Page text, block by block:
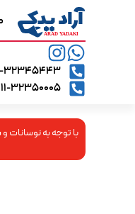
۰۱۱-
۰۱۱-
با توجه به نوسانات